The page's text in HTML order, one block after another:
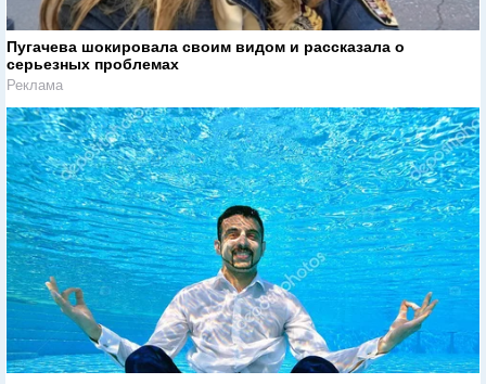
Пугачева шокировала своим видом и рассказала о
серьезных проблемах
Реклама